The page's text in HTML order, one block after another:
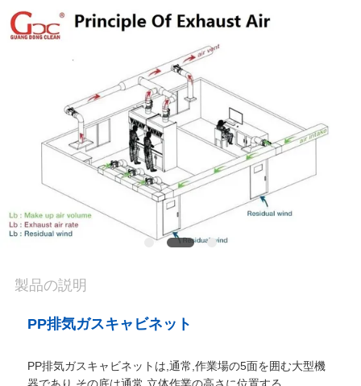
工
品
管
製品の説明
PP排気ガスキャビネット
PP排気ガスキャビネットは,通常,作業場の5面を囲む大型機